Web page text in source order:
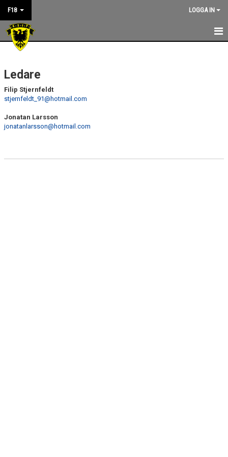
F18 LOGGA IN
NYHETER
KALENDER
KONTAKT
Ledare
Filip Stjernfeldt
stjernfeldt_91@hotmail.com
Jonatan Larsson
jonatanlarsson@hotmail.com